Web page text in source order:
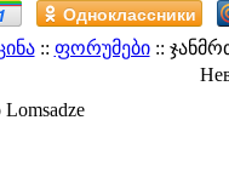
Одноклассники
:: ფორუმები::